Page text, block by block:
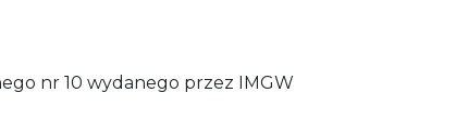
nr 10 wydanego przez IMGW